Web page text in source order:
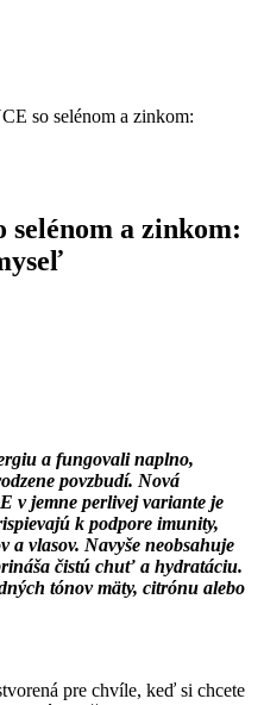
so selénom a zinkom:
a zinkom:
a fungovali naplno,
povzbudí. Nová
v jemne perlivej variante je
k podpore imunity,
a vlasov. Navyše neobsahuje
čistú chuť a hydratáciu.
tónov mäty, citrónu alebo
pre chvíle, keď si chcete